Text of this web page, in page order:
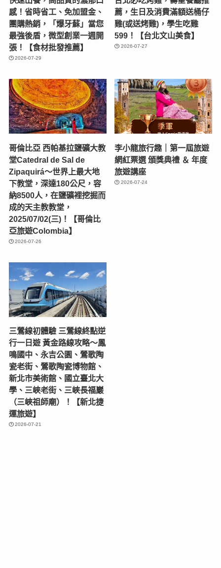
感！省時省工、免加盟金、
團購熱銷，「爆牙蘇」當您
最強後盾，微型創業一週開
張！【食材批發推薦】
2026-07-29
薦，生日及消費滿額送桶仔
雞(或送烤雞)，學生吃雞
599！【台北文山美食】
2026-07-27
哥倫比亞 西帕基拉鹽礦大教
堂Catedral de Sal de
Zipaquirá～世界上最大地
下教堂，深達180公尺，容
納8500人，在鹽礦裡挖掘而
成的天主教教堂，
2025/07/02(三)！【哥倫比
亞旅遊Colombia】
2026-07-26
李小龍旅行趣｜第一屆旅遊
網紅票選 頒獎典禮 ＆ 年度
旅遊講座
2026-07-24
三鶯線初體驗 三鶯線終點逆
行一日遊 黃金路線攻略～鳳
鳴國中、永吉公園、鶯歌陶
瓷老街、鶯歌陶瓷博物館、
新北市美術館、國立臺北大
學、三峽老街、三峽長福巖
（三峽祖師廟）！【新北捷
運旅遊】
2026-07-21